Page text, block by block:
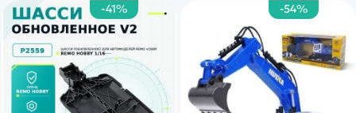
-41% -54%